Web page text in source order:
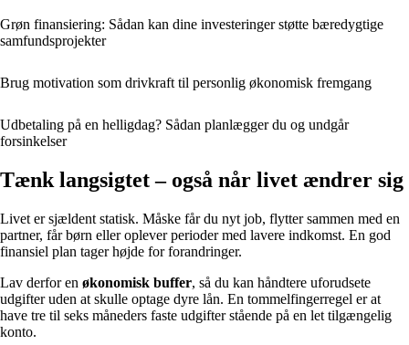
Grøn finansiering: Sådan kan dine investeringer støtte bæredygtige
samfundsprojekter
Brug motivation som drivkraft til personlig økonomisk fremgang
Udbetaling på en helligdag? Sådan planlægger du og undgår
forsinkelser
Tænk langsigtet – også når livet ændrer sig
Livet er sjældent statisk. Måske får du nyt job, flytter sammen med en
partner, får børn eller oplever perioder med lavere indkomst. En god
finansiel plan tager højde for forandringer.
Lav derfor en økonomisk buffer, så du kan håndtere uforudsete
udgifter uden at skulle optage dyre lån. En tommelfingerregel er at
have tre til seks måneders faste udgifter stående på en let tilgængelig
konto.